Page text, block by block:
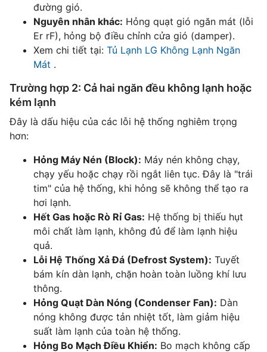
đường gió.
Nguyên nhân khác: Hỏng quạt gió ngăn mát (lỗi
Er rF), hỏng bộ điều chỉnh cửa gió (damper).
Xem chi tiết tại: Tủ Lạnh LG Không Lạnh Ngăn
Mát .
Trường hợp 2: Cả hai ngăn đều không lạnh hoặc
kém lạnh
Đây là dấu hiệu của các lỗi hệ thống nghiêm trọng
hơn:
Hỏng Máy Nén (Block): Máy nén không chạy,
chạy yếu hoặc chạy rồi ngắt liên tục. Đây là "trái
tim" của hệ thống, khi hỏng sẽ không thể tạo ra
hơi lạnh.
Hết Gas hoặc Rò Rỉ Gas: Hệ thống bị thiếu hụt
môi chất làm lạnh, không đủ để làm lạnh hiệu
quả.
Lỗi Hệ Thống Xả Đá (Defrost System): Tuyết
bám kín dàn lạnh, chặn hoàn toàn luồng khí lưu
thông.
Hỏng Quạt Dàn Nóng (Condenser Fan): Dàn
nóng không được tản nhiệt tốt, làm giảm hiệu
suất làm lạnh của toàn hệ thống.
Hỏng Bo Mạch Điều Khiển: Bo mạch không cấp